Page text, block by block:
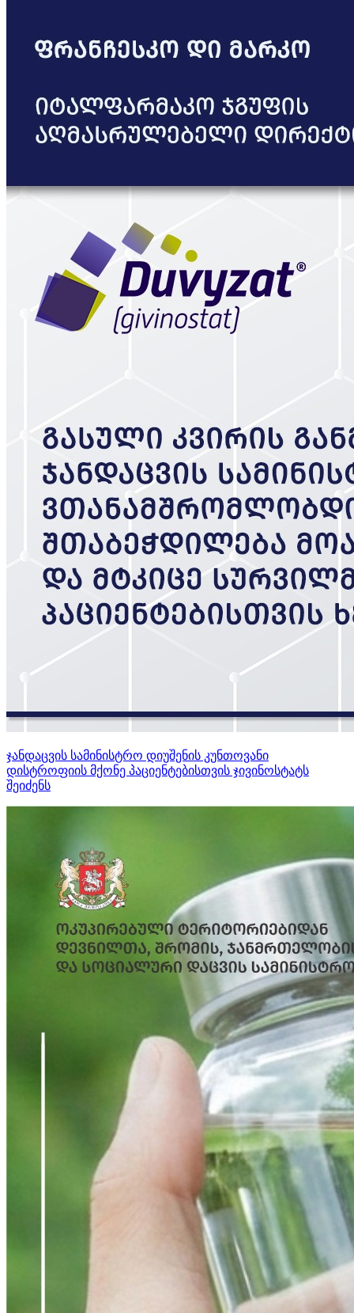
ჯანდაცვის სამინისტრო დიუშენის კუნთოვანი
დისტროფიის მქონე პაციენტებისთვის ჯივინოსტატს
შეიძენს